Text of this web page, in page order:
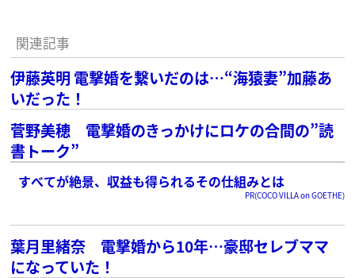
関連記事
伊藤英明 電撃婚を繋いだのは…“海猿妻”加藤あ
いだった！
菅野美穂 電撃婚のきっかけにロケの合間の”読
書トーク”
すべてが絶景、収益も得られるその仕組みとは
PR(COCO VILLA on GOETHE)
葉月里緒奈 電撃婚から10年…豪邸セレブママ
になっていた！